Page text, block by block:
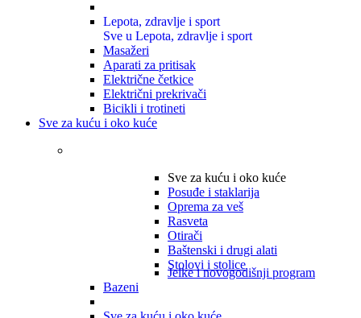
Lepota, zdravlje i sport
Sve u Lepota, zdravlje i sport
Masažeri
Aparati za pritisak
Električne četkice
Električni prekrivači
Bicikli i trotineti
Sve za kuću i oko kuće
Sve za kuću i oko kuće
Posuđe i staklarija
Oprema za veš
Rasveta
Otirači
Baštenski i drugi alati
Stolovi i stolice
Jelke i novogodišnji program
Bazeni